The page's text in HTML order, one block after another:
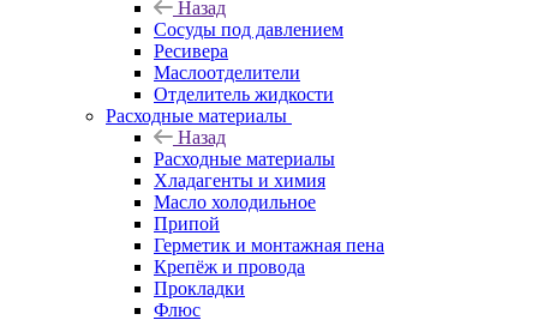
Назад
Сосуды под давлением
Ресивера
Маслоотделители
Отделитель жидкости
Расходные материалы
Назад
Расходные материалы
Хладагенты и химия
Масло холодильное
Припой
Герметик и монтажная пена
Крепёж и провода
Прокладки
Флюс